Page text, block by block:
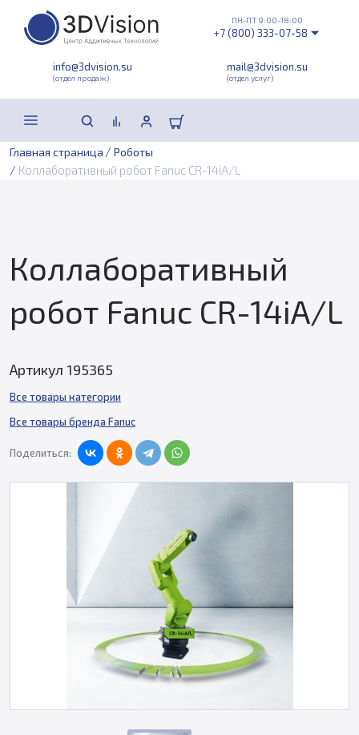
info@3dvision.su
(отдел продаж)
mail@3dvision.su
(отдел услуг)
ПН-ПТ 9:00-18:00
+7 (800) 333-07-58
Главная страница / Роботы
/ Коллаборативный робот Fanuc CR-14iA/L
Коллаборативный
робот Fanuc CR-14iA/L
Артикул 195365
Все товары категории
Все товары бренда Fanuc
Поделиться: